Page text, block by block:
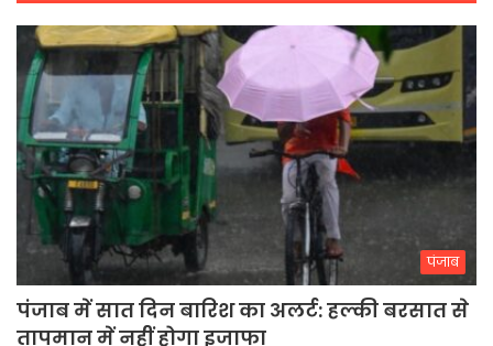
पंजाब
पंजाब में सात दिन बारिश का अलर्ट: हल्की बरसात से
तापमान में नहीं होगा इजाफा